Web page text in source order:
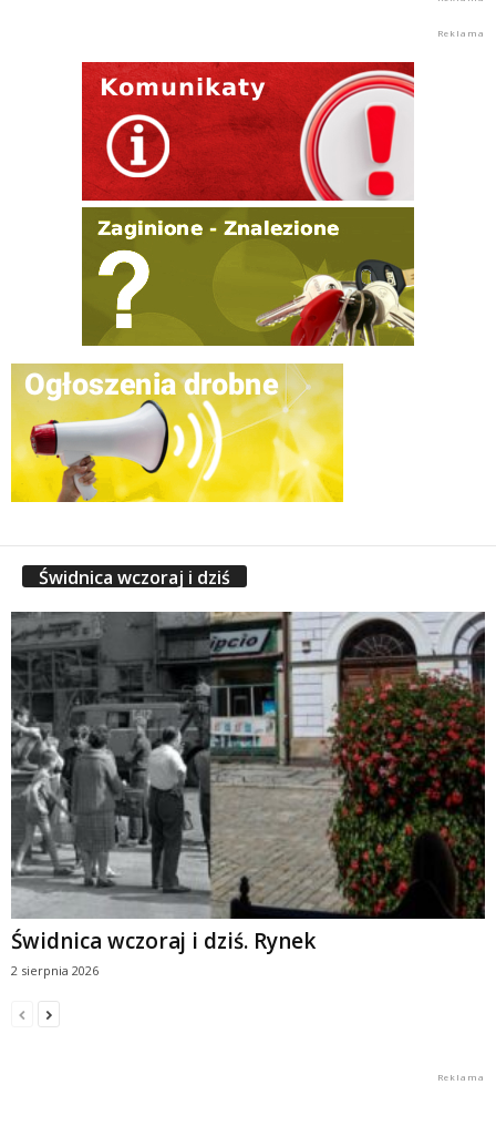
Świdnica wczoraj i dziś
Świdnica wczoraj i dziś. Rynek
2 sierpnia 2026